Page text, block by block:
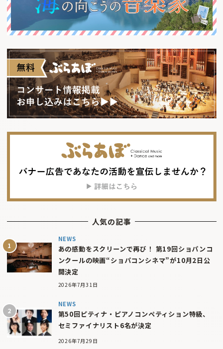
人気の記事
NEWS
あの感動をスクリーンで再び！ 第19回ショパンコ
ンクールの映画“ショパコンシネマ”が10月2日公
開決定
2026年7月31日
NEWS
第50回ピティナ・ピアノコンペティション特級、
セミファイナリスト6名が決定
2026年7月29日